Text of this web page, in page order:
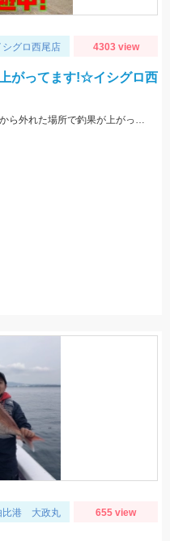
シグロ西尾店 4303 view
がってます!☆イシグロ西
碧南釣り広場でサバが釣れています!!排水から外れた場所で釣果が上がっていました!
比港 大政丸 655 view